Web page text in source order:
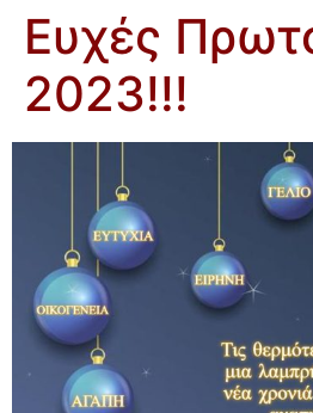
Ευχές
2023!!!